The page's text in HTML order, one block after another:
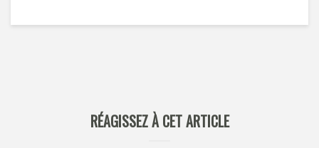
RÉAGISSEZ À CET ARTICLE